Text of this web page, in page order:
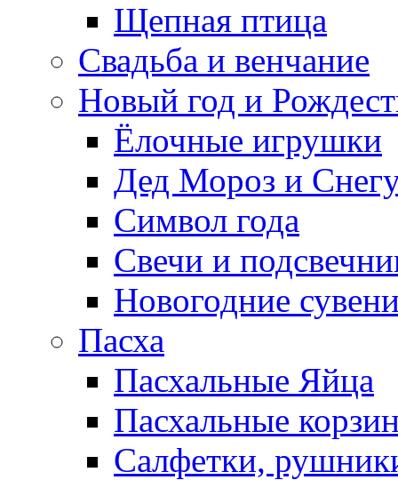
Щепная птица
Свадьба и венчание
Новый год и
Ёлочные игрушки
Дед Мороз и
Символ года
Свечи и
Новогодние
Пасха
Пасхальные Яйца
Пасхальные
Салфетки,